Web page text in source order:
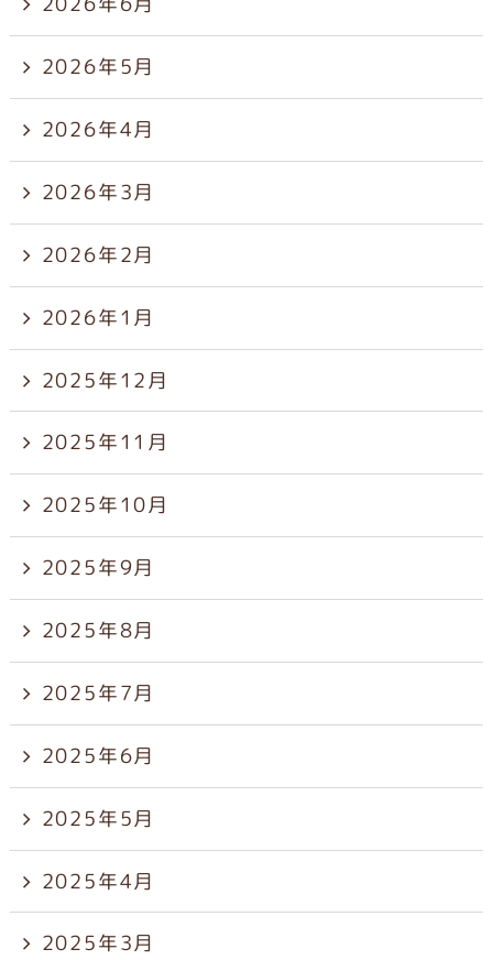
2026年5月
2026年4月
2026年3月
2026年2月
2026年1月
2025年12月
2025年11月
2025年10月
2025年9月
2025年8月
2025年7月
2025年6月
2025年5月
2025年4月
2025年3月